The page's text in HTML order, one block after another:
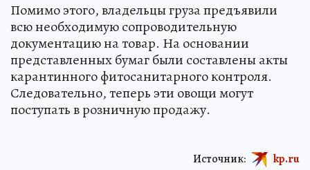
Помимо этого, владельцы груза предъявили
всю необходимую сопроводительную
документацию на товар. На основании
представленных бумаг были составлены акты
карантинного фитосанитарного контроля.
Следовательно, теперь эти овощи могут
поступать в розничную продажу.
Источник: kp.ru